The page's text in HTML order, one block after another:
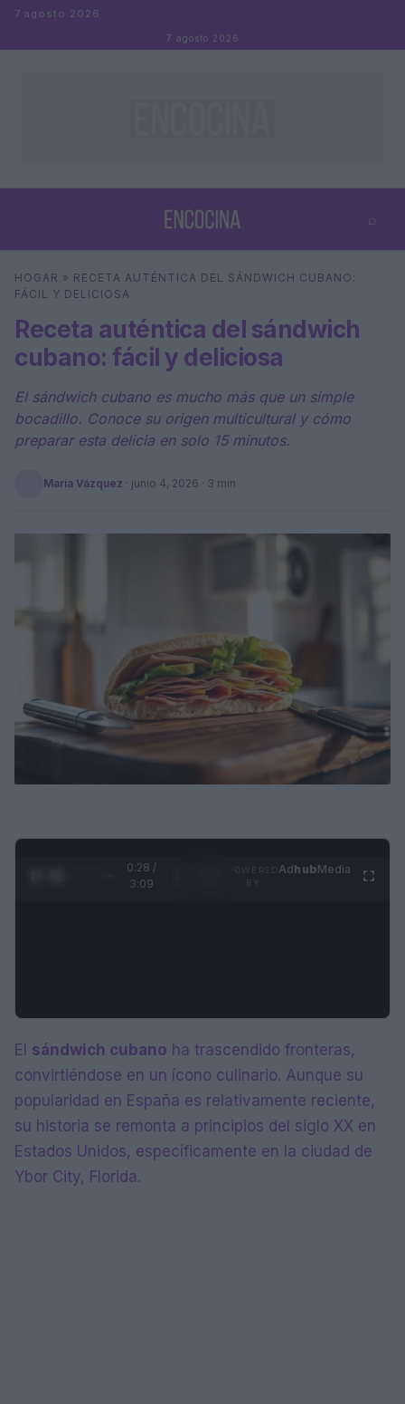
Saltar al contenido
7 agosto 2026
7 agosto 2026
⌕
Buscar ⌕
HOGAR » RECETA AUTÉNTICA DEL SÁNDWICH CUBANO:
FÁCIL Y DELICIOSA
Receta auténtica del sándwich
cubano: fácil y deliciosa
El sándwich cubano es mucho más que un simple
bocadillo. Conoce su origen multicultural y cómo
preparar esta delicia en solo 15 minutos.
María Vázquez · junio 4, 2026 · 3 min
0:29 /
3:09
AdhubMedia
El sándwich cubano ha trascendido fronteras,
convirtiéndose en un ícono culinario. Aunque su
popularidad en España es relativamente reciente,
su historia se remonta a principios del siglo XX en
Estados Unidos, específicamente en la ciudad de
Ybor City, Florida.